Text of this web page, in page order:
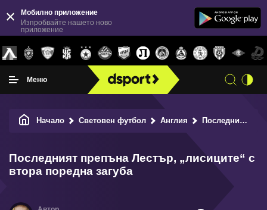
Мобилно приложение
Изпробвайте нашето ново
приложение
Меню
Начало Световен футбол Англия Последният препъна Лестър, „лисиците“ с втора поредна загуба
Последният препъна Лестър, „лисиците“ с
втора поредна загуба